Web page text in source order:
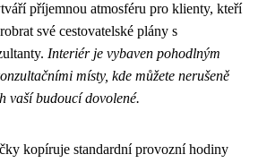
příjemnou atmosféru pro klienty, kteří
své cestovatelské plány s
Interiér je vybaven pohodlným
místy, kde můžete nerušeně
vaší budoucí dovolené.
kopíruje standardní provozní hodiny